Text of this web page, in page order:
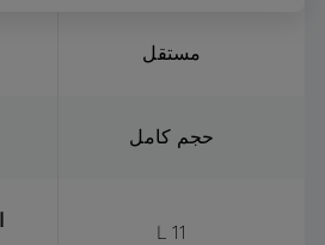
مستقل
حجم كامل
11 L